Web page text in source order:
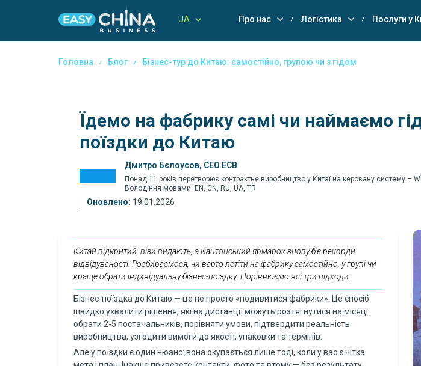
UA Про нас Логістика Послуги у
Головна Блог Бізнес-тур до Китаю: самостійно, групою чи з гідом
Їдемо на фабрику самі чи наймаємо
поїздки до Китаю
Дмитро Бєлоусов, CEO ECB
Понад 11 років перетворює контрактне виробництво у Китаї на керовану систему –
Володіння мовами: EN, CN, RU, UA, TR
Оновлено: 19.01.2026
Китай відкритий, візи видають, а Кантонський ярмарок знову б’є рекорди
відвідуваності. Розбираємося, чи варто летіти на фабрику самостійно, у групі чи
краще обрати індивідуальну бізнес-поїздку. Порівнюємо всі три підходи.
Бізнес-поїздка до Китаю — це не просто «подивитися фабрики». Це спосіб
швидко ухвалити рішення, які на дистанції можуть розтягнутися на місяці:
обрати 2-5 постачальників, порівняти умови, підтвердити реальність
виробництва, узгодити вимоги до якості, упаковки та термінів.
Але у поїздки є один нюанс: вона окупається лише тоді, коли у вас є чітка